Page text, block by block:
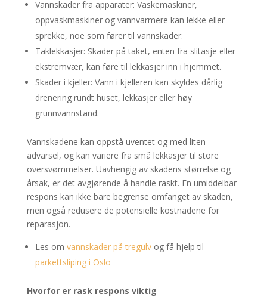
Vannskader fra apparater: Vaskemaskiner,
oppvaskmaskiner og vannvarmere kan lekke eller
sprekke, noe som fører til vannskader.
Taklekkasjer: Skader på taket, enten fra slitasje eller
ekstremvær, kan føre til lekkasjer inn i hjemmet.
Skader i kjeller: Vann i kjelleren kan skyldes dårlig
drenering rundt huset, lekkasjer eller høy
grunnvannstand.
Vannskadene kan oppstå uventet og med liten
advarsel, og kan variere fra små lekkasjer til store
oversvømmelser. Uavhengig av skadens størrelse og
årsak, er det avgjørende å handle raskt. En umiddelbar
respons kan ikke bare begrense omfanget av skaden,
men også redusere de potensielle kostnadene for
reparasjon.
Les om vannskader på tregulvog få hjelp til
parkettsliping i Oslo
Hvorfor er rask respons viktig